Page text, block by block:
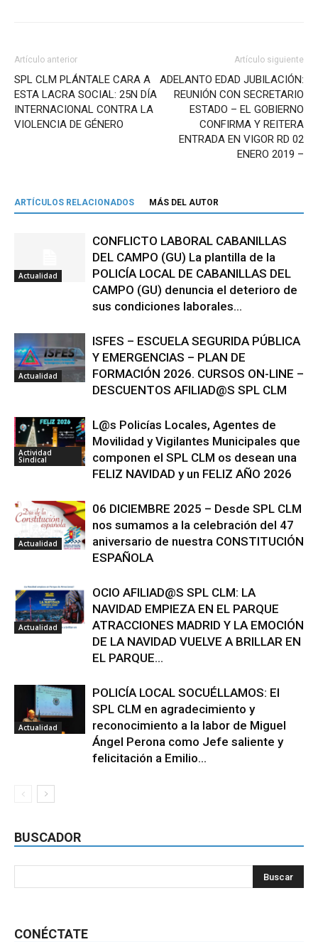
Artículo anterior
SPL CLM PLÁNTALE CARA A
ESTA LACRA SOCIAL: 25N DÍA
INTERNACIONAL CONTRA LA
VIOLENCIA DE GÉNERO
Artículo siguiente
ADELANTO EDAD JUBILACIÓN:
REUNIÓN CON SECRETARIO
ESTADO – EL GOBIERNO
CONFIRMA Y REITERA
ENTRADA EN VIGOR RD 02
ENERO 2019 –
ARTÍCULOS RELACIONADOS MÁS DEL AUTOR
Actualidad
CONFLICTO LABORAL CABANILLAS
DEL CAMPO (GU) La plantilla de la
POLICÍA LOCAL DE CABANILLAS DEL
CAMPO (GU) denuncia el deterioro de
sus condiciones laborales...
Actualidad
ISFES – ESCUELA SEGURIDA PÚBLICA
Y EMERGENCIAS – PLAN DE
FORMACIÓN 2026. CURSOS ON-LINE –
DESCUENTOS AFILIAD@S SPL CLM
Actividad
Sindical
L@s Policías Locales, Agentes de
Movilidad y Vigilantes Municipales que
componen el SPL CLM os desean una
FELIZ NAVIDAD y un FELIZ AÑO 2026
Actualidad
06 DICIEMBRE 2025 – Desde SPL CLM
nos sumamos a la celebración del 47
aniversario de nuestra CONSTITUCIÓN
ESPAÑOLA
Actualidad
OCIO AFILIAD@S SPL CLM: LA
NAVIDAD EMPIEZA EN EL PARQUE
ATRACCIONES MADRID Y LA EMOCIÓN
DE LA NAVIDAD VUELVE A BRILLAR EN
EL PARQUE...
Actualidad
POLICÍA LOCAL SOCUÉLLAMOS: El
SPL CLM en agradecimiento y
reconocimiento a la labor de Miguel
Ángel Perona como Jefe saliente y
felicitación a Emilio...
BUSCADOR
CONÉCTATE